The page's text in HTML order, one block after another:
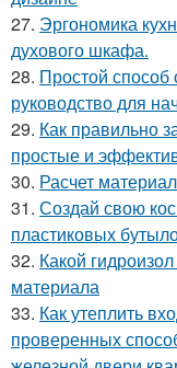
27. Эргономика
духового шкафа.
28. Простой способ
руководство для
29. Как правильно
простые и
30. Расчет
31. Создай свою
пластиковых
32. Какой
материала
33. Как утеплить
проверенных